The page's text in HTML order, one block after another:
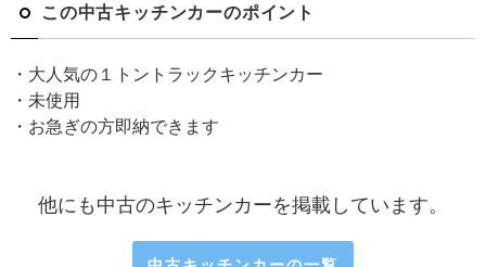
この中古キッチンカーのポイント
・大人気の１トントラックキッチンカー
・未使用
・お急ぎの方即納できます
他にも中古のキッチンカーを掲載しています。